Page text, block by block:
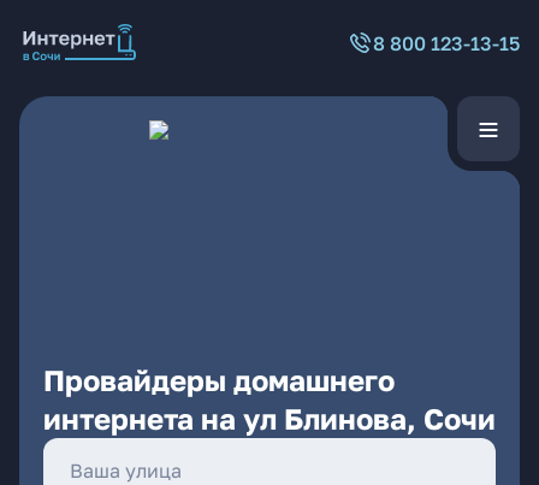
8 800 123-13-15
Провайдеры домашнего
интернета на ул Блинова, Сочи